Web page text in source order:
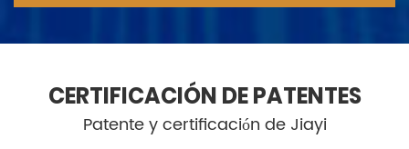
CERTIFICACIÓN DE PATENTES
Patente y certificación de Jiayi